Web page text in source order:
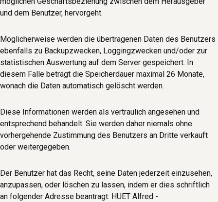
und dem Benutzer, hervorgeht.
Möglicherweise werden die übertragenen Daten des Benutzers
ebenfalls zu Backupzwecken, Loggingzwecken und/oder zur
statistischen Auswertung auf dem Server gespeichert. In
diesem Falle beträgt die Speicherdauer maximal 26 Monate,
wonach die Daten automatisch gelöscht werden.
Diese Informationen werden als vertraulich angesehen und
entsprechend behandelt. Sie werden daher niemals ohne
vorhergehende Zustimmung des Benutzers an Dritte verkauft
oder weitergegeben.
Der Benutzer hat das Recht, seine Daten jederzeit einzusehen,
anzupassen, oder löschen zu lassen, indem er dies schriftlich
an folgender Adresse beantragt: HUET Alfred -